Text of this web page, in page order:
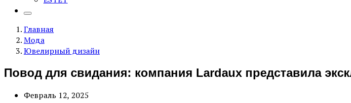
Главная
Мода
Ювелирный дизайн
Повод для свидания: компания Lardaux представила
Февраль 12, 2025